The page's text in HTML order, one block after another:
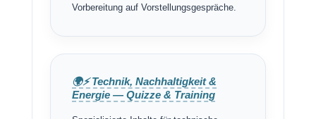
Vorbereitung auf Vorstellungsgespräche.
🌍⚡ Technik, Nachhaltigkeit &
Energie — Quizze & Training